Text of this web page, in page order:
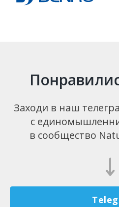
Заходи в наш
с
в сообщество